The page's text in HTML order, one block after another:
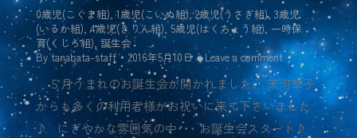
0歳児(こぐま組),1歳児(こいぬ組),2歳児(うさぎ組), 3歳児
(いるか組),4歳児(きりん組), 5歳児(はくちょう組), 一時保
育(くじら組), 誕生会
Bytanabata-staff 2016年5月10日 Leave a comment
５月うまれのお誕生会が開かれました。 天河草子
からも多くの利用者様がお祝いに来て下さいました
♪ にぎやかな雰囲気の中･･･ お誕生会スタート♪